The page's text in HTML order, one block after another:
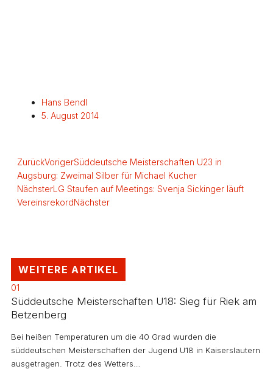
Hans Bendl
5. August 2014
ZurückVorigerSüddeutsche Meisterschaften U23 in
Augsburg: Zweimal Silber für Michael Kucher
NächsterLG Staufen auf Meetings: Svenja Sickinger läuft
VereinsrekordNächster
WEITERE ARTIKEL
01
Süddeutsche Meisterschaften U18: Sieg für Riek am
Betzenberg
Bei heißen Temperaturen um die 40 Grad wurden die
süddeutschen Meisterschaften der Jugend U18 in Kaiserslautern
ausgetragen. Trotz des Wetters…